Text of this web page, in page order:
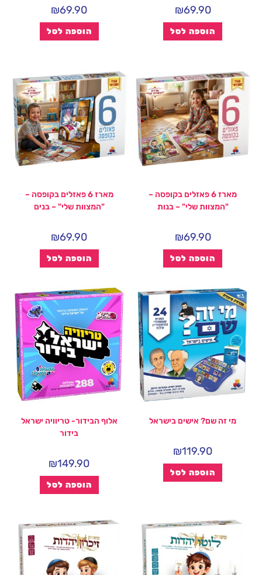
₪69.90
הוספה לסל
₪69.90
הוספה לסל
מארז 6 פאזלים בקופסה –
"המצוות שלי" – בנות
₪69.90
הוספה לסל
מארז 6 פאזלים בקופסה –
"המצוות שלי" – בנים
₪69.90
הוספה לסל
מי זה שם? אישים בישראל
₪119.90
הוספה לסל
אלוף הבידור- טריוויה ישראל
בידור
₪149.90
הוספה לסל